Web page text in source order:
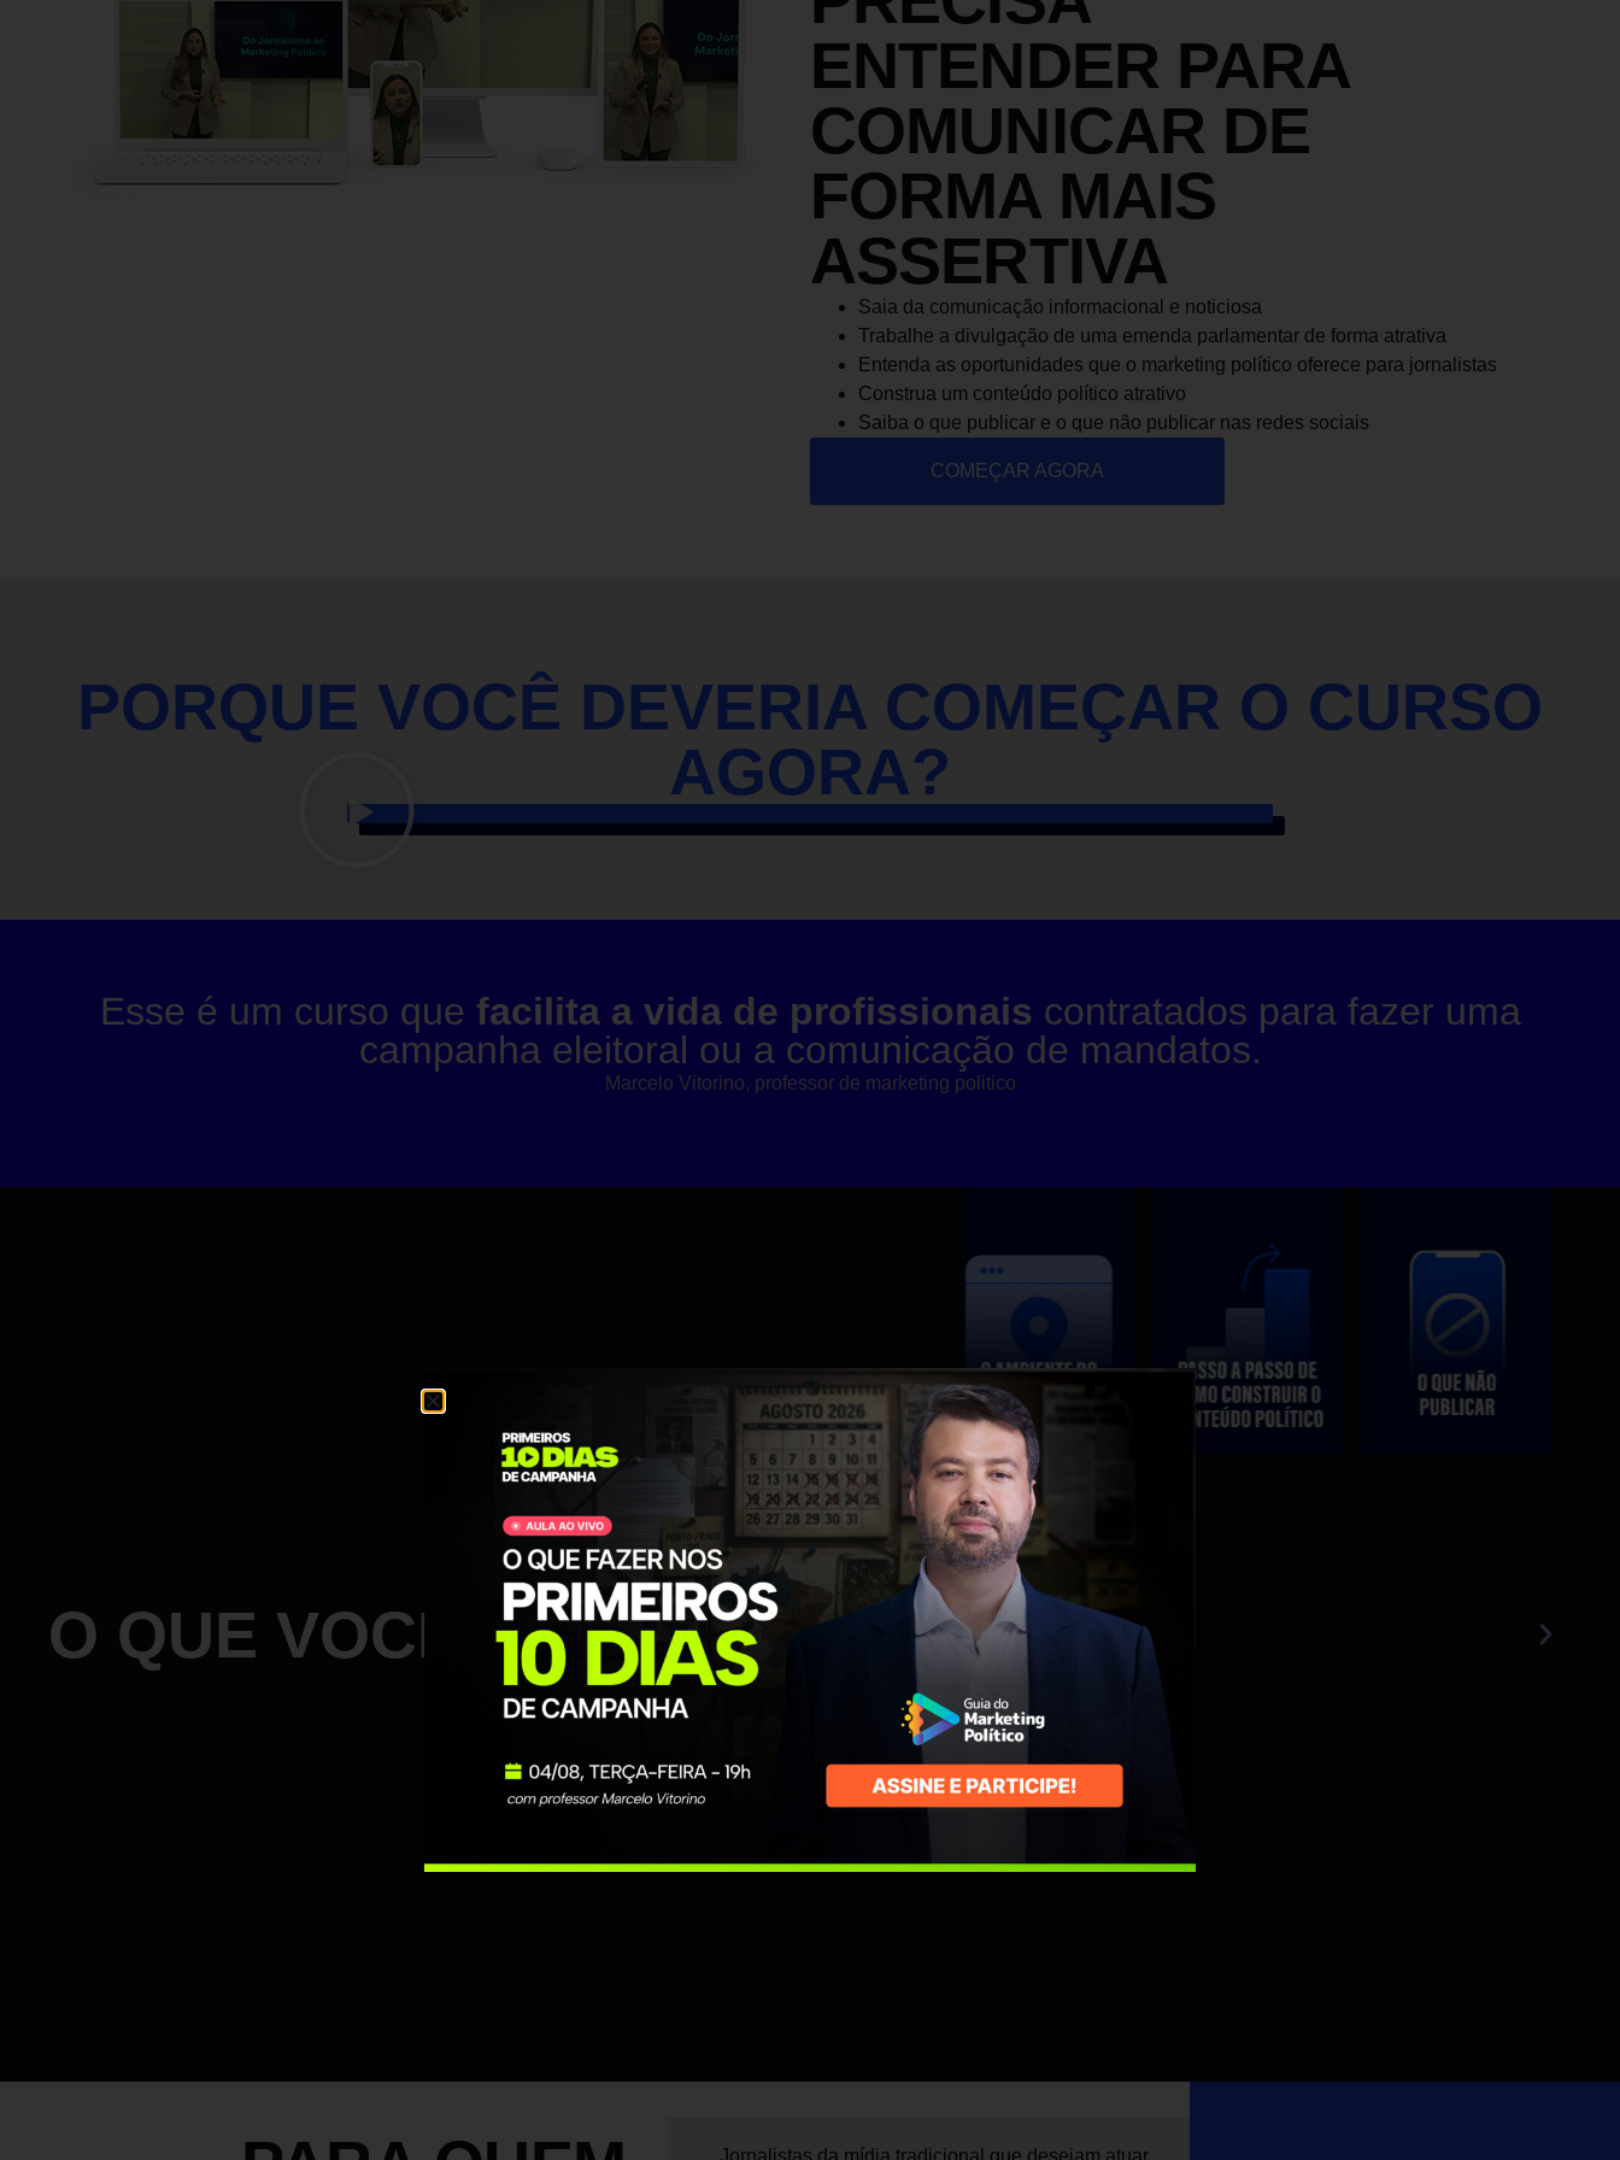
ENTENDER PARA
COMUNICAR DE
FORMA MAIS
ASSERTIVA
Saia da comunicação informacional e noticiosa
Trabalhe a divulgação de uma emenda parlamentar de forma atrativa
Entenda as oportunidades que o marketing político oferece para jornalistas
Construa um conteúdo político atrativo
Saiba o que publicar e o que não publicar nas redes sociais
COMEÇAR AGORA
PORQUE VOCÊ DEVERIA COMEÇAR O CURSO
AGORA?
Esse é um curso que facilita a vida de profissionais contratados para fazer uma
campanha eleitoral ou a comunicação de mandatos.
Marcelo Vitorino, professor de marketing politico
O QUE VOCÊ VAI APRENDER